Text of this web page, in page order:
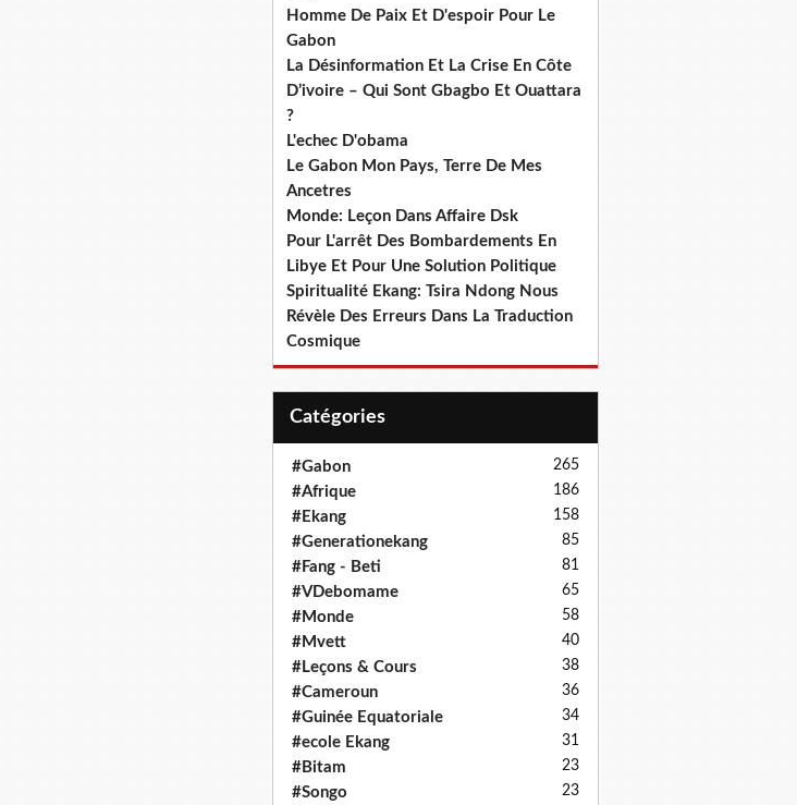
Homme De Paix Et D'espoir Pour Le
Gabon
La Désinformation Et La Crise En Côte
D’ivoire – Qui Sont Gbagbo Et Ouattara
?
L'echec D'obama
Le Gabon Mon Pays, Terre De Mes
Ancetres
Monde: Leçon Dans Affaire Dsk
Pour L'arrêt Des Bombardements En
Libye Et Pour Une Solution Politique
Spiritualité Ekang: Tsira Ndong Nous
Révèle Des Erreurs Dans La Traduction
Cosmique
Catégories
#Gabon 265
#Afrique 186
#Ekang 158
#Generationekang 85
#Fang - Beti 81
#VDebomame 65
#Monde 58
#Mvett 40
#Leçons & Cours 38
#Cameroun 36
#Guinée Equatoriale 34
#ecole Ekang 31
#Bitam 23
#Songo 23